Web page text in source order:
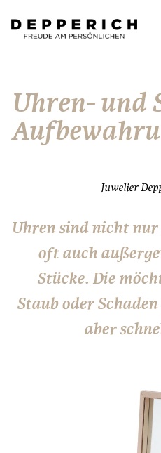
Uhren- und
Juwelier
Uhren sind nicht nur
oft auch
Stücke. Die
Staub oder
aber